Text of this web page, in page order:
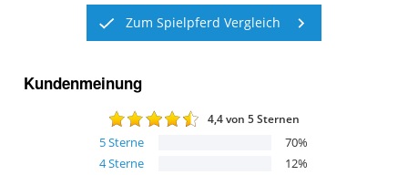
Zum Spielpferd Vergleich
Kundenmeinung
4,4von 5 Sternen
5Sterne 70%
4Sterne 12%